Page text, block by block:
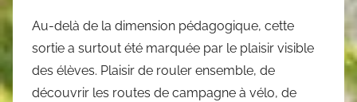
Au-delà de la dimension pédagogique, cette
sortie a surtout été marquée par le plaisir visible
des élèves. Plaisir de rouler ensemble, de
découvrir les routes de campagne à vélo, de